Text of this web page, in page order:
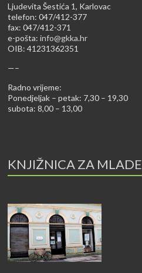
Ljudevita Šestića 1, Karlovac
telefon: 047/412-377
fax: 047/412-371
e-pošta:info@gkka.hr
OIB: 41231362351
—–
Radno vrijeme:
Ponedjeljak – petak: 7,30 – 19,30
subota: 8,00 – 13,00
KNJIŽNICA ZA MLADE